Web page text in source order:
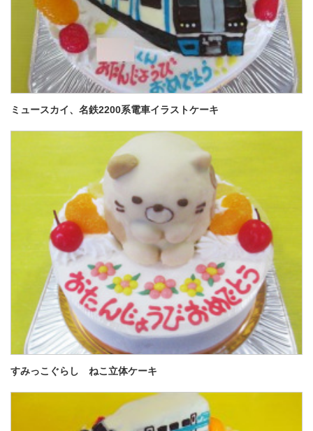
ミュースカイ、名鉄2200系電車イラストケーキ
すみっこぐらし ねこ立体ケーキ